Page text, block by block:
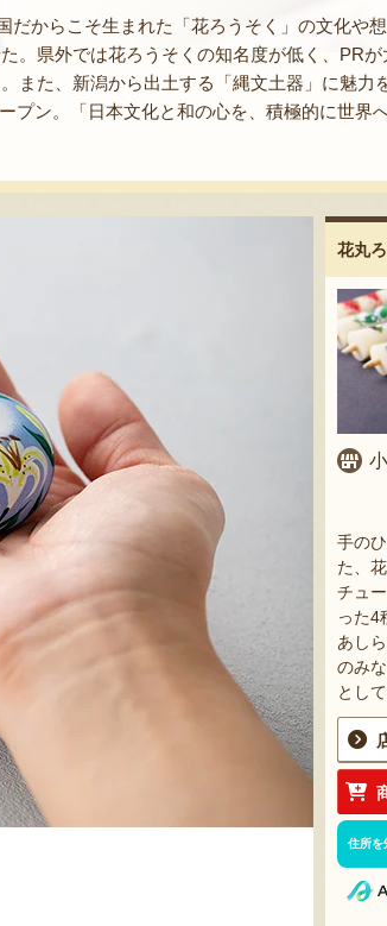
からこそ生まれた「花ろうそく」の文化や
。県外では花ろうそくの知名度が低く、PR
また、新潟から出土する「縄文土器」に魅力
ン。「日本文化と和の心を、積極的に世界
花丸
手の
た、
チュ
った4
あし
のみ
とし
住所を